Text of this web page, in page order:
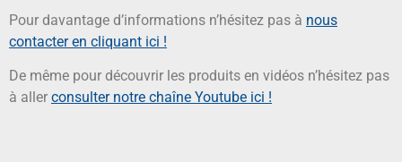
Pour davantage d’informations n’hésitez pas à nous
contacter en cliquant ici !
De même pour découvrir les produits en vidéos n’hésitez pas
à aller consulter notre chaîne Youtube ici !